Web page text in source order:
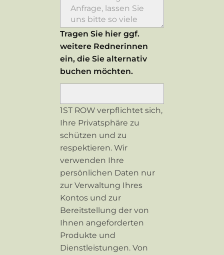
Tragen Sie hier ggf.
weitere Rednerinnen
ein, die Sie alternativ
buchen möchten.
1ST ROW verpflichtet sich,
Ihre Privatsphäre zu
schützen und zu
respektieren. Wir
verwenden Ihre
persönlichen Daten nur
zur Verwaltung Ihres
Kontos und zur
Bereitstellung der von
Ihnen angeforderten
Produkte und
Dienstleistungen. Von